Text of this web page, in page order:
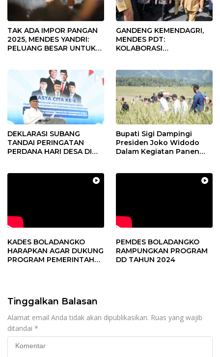
TAK ADA IMPOR PANGAN
2025, MENDES YANDRI:
PELUANG BESAR UNTUK
GANDENG KEMENDAGRI,
MENDES PDT:
KOLABORASI
DEKLARASI SUBANG
TANDAI PERINGATAN
PERDANA HARI DESA DI
Bupati Sigi Dampingi
Presiden Joko Widodo
Dalam Kegiatan Panen
KADES BOLADANGKO
HARAPKAN AGAR DUKUNG
PROGRAM PEMERINTAH
PEMDES BOLADANGKO
RAMPUNGKAN PROGRAM
DD TAHUN 2024
Tinggalkan Balasan
Alamat email Anda tidak akan dipublikasikan. Ruas yang wajib
ditandai *